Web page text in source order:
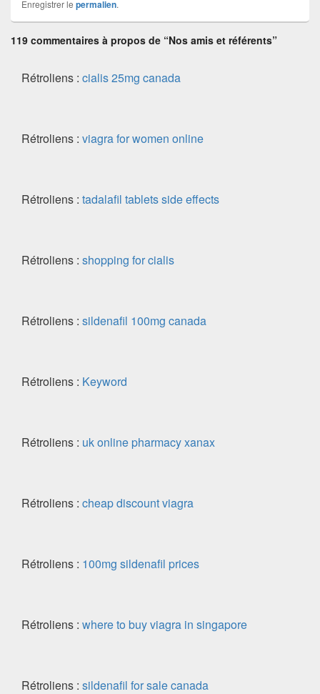
Enregistrer le permalien.
119 commentaires à propos de “Nos amis et référents”
Rétroliens : cialis 25mg canada
Rétroliens : viagra for women online
Rétroliens : tadalafil tablets side effects
Rétroliens : shopping for cialis
Rétroliens : sildenafil 100mg canada
Rétroliens : Keyword
Rétroliens : uk online pharmacy xanax
Rétroliens : cheap discount viagra
Rétroliens : 100mg sildenafil prices
Rétroliens : where to buy viagra in singapore
Rétroliens : sildenafil for sale canada